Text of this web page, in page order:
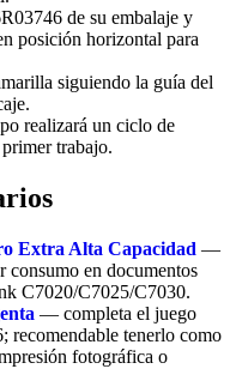
de su embalaje y
posición horizontal para
siguiendo la guía del
realizará un ciclo de
trabajo.
Extra Alta Capacidad —
consumo en documentos
C7020/C7025/C7030.
— completa el juego
tenerlo como
fotográfica o